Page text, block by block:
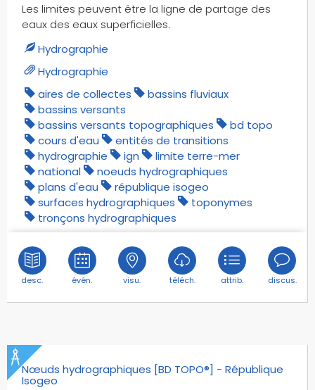
largeurs de chaussées
lavoirs
lgv
liaisons maritimes
lieux-dits
lieux-dits habités
lieux-dits non habités
lieux d'activités particulières
lieux d'intérêts spécifiques
lieux nommés
lignes de transport urbains
lignes à vocation touristique
mangroves
marais
monuments
moulins
Les limites peuvent être la ligne de partage des
eaux des eaux superficielles.
Hydrographie
Hydrographie
aires de collectes
bassins fluviaux
bassins versants
bassins versants topographiques
bd topo
cours d'eau
entités de transitions
hydrographie
ign
limite terre-mer
national
noeuds hydrographiques
plans d'eau
république isogeo
surfaces hydrographiques
toponymes
tronçons hydrographiques
desc. évén. visu. téléch. attrib. discus.
Nœuds hydrographiques [BD TOPO®] - République
Isogeo